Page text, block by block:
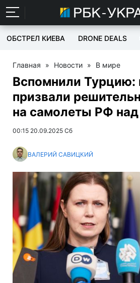
ОБСТРЕЛ КИЕВА DRONE DEALS
Главная » Новости » В мире
Вспомнили Турцию:
призвали
на самолеты РФ
00:15 20.09.2025 Сб
ВАЛЕРИЙ САВИЦКИЙ